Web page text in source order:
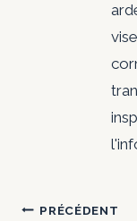
PRÉCÉDENT